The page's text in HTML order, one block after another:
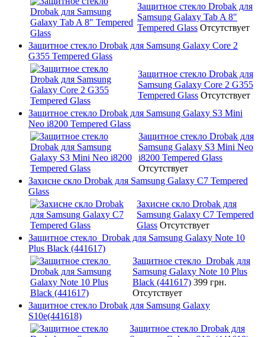
Защитное стекло Drobak для
Samsung Galaxy Tab A 8"
Tempered Glass Отсутствует
Защитное стекло Drobak для Samsung Galaxy Core 2
G355 Tempered Glass
Защитное стекло Drobak для
Samsung Galaxy Core 2 G355
Tempered Glass Отсутствует
Защитное стекло Drobak для Samsung Galaxy S3 Mini
Neo i8200 Tempered Glass
Защитное стекло Drobak для
Samsung Galaxy S3 Mini Neo
i8200 Tempered Glass
Отсутствует
Захисне скло Drobak для Samsung Galaxy C7 Tempered
Glass
Захисне скло Drobak для
Samsung Galaxy C7 Tempered
Glass Отсутствует
Защитное стекло Drobak для Samsung Galaxy Note 10
Plus Black (441617)
Защитное стекло Drobak для
Samsung Galaxy Note 10 Plus
Black (441617) 399 грн.
Отсутствует
Защитное стекло Drobak для Samsung Galaxy
S10e(441618)
Защитное стекло Drobak для